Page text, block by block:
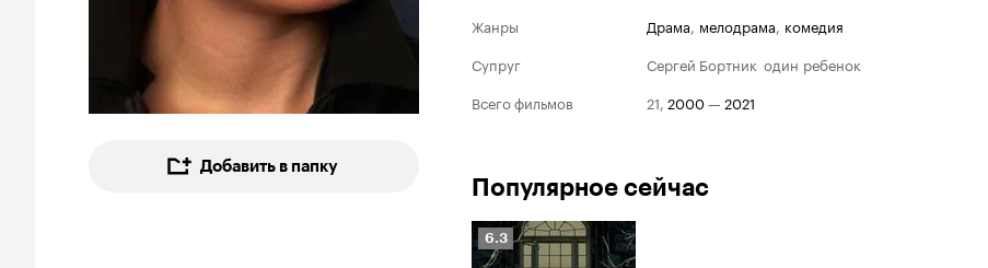
Добавить в папку
Жанры
драма, мелодрама, комедия
Супруг
Сергей Бортник один ребенок
Всего фильмов
21, 2000— 2021
Популярное сейчас
Рейтинг
Кинопоиска
6.3